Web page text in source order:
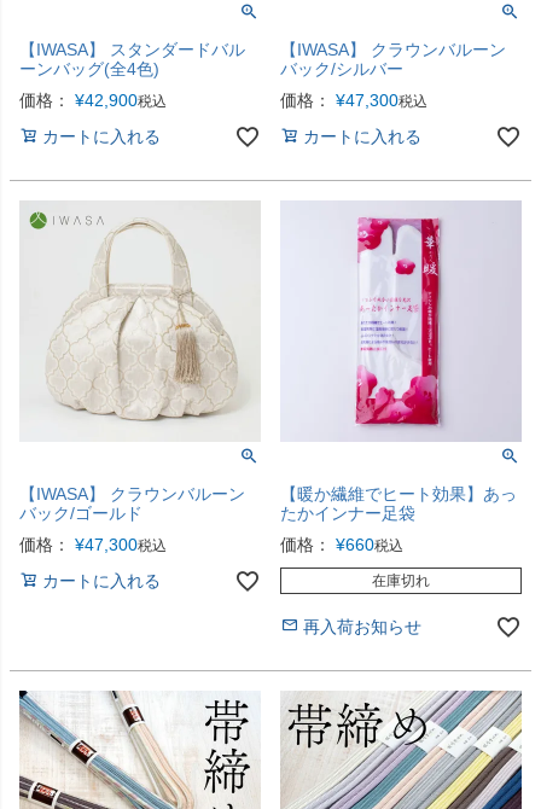
【IWASA】 スタンダードバル
ーンバッグ(全4色)
価格：
¥42,900税込
カートに入れる
【IWASA】 クラウンバルーン
バック/シルバー
価格：
¥47,300税込
カートに入れる
【IWASA】 クラウンバルーン
バック/ゴールド
価格：
¥47,300税込
カートに入れる
【暖か繊維でヒート効果】あっ
たかインナー足袋
価格：
¥660税込
在庫切れ
再入荷お知らせ